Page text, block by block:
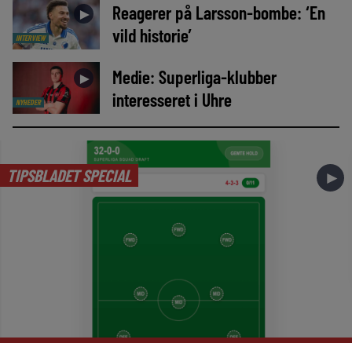
INTERVIEW
►
Reagerer på Larsson-bombe: ‘En
vild historie’
NYHEDER
►
Medie: Superliga-klubber
interesseret i Uhre
TIPSBLADET SPECIAL ►